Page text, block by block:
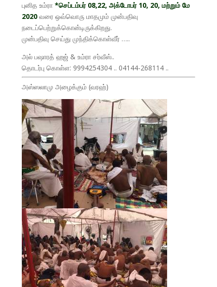
புனித உம்ரா *செப்டம்பர் 08,22, அக்டோபர் 10, 20, மற்றும் மே
2020வரை ஒவ்வொரு மாதமும் முன்பதிவு
நடைப்பெற்றுக்கொன்டிருக்கிறது.
முன்பதிவு செய்து முந்திக்கொள்வீர் …..
அல் பஷாரத் ஹஜ் & உம்ரா சர்வீஸ்..
தொடர்பு கொள்ள: 9994254304 .. 04144-268114 ..
அஸ்ஸலாமு அழைக்கும் (வரஹ்)